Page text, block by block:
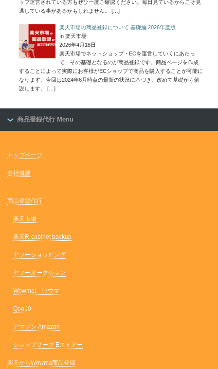
ップ運営されている方もぜひ一度ご確認ください。毎日見ているからこそ見
逃している事があるかもしれません。
[…]
楽天市場の商品登録について 基礎編 2026年度版
In 楽天市場
2026年4月18日
楽天市場でネットショップ・ECを運営していくにあたっ
て、その基礎となるのが商品登録です。商品ページを作成
することによって実際にお客様がECショップで商品を購入することが可能に
なります。今回は2024年6月時点の最新の状況に基づき、改めて基礎から解
説します。
[…]
商品登録代行 Menu
トップページ
会社概要
商品登録代行
楽天市場
楽天R-cabinet backup
ヤフーショッピング
ヤフーオークション
Wowma! ワウマ
Qoo10
アマゾン Amazon
ショップサーブ Eストアー
楽天からWowma商品登録